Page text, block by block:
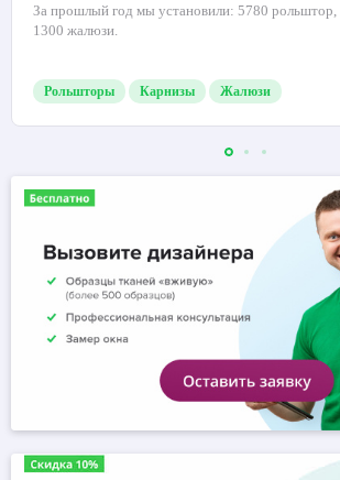
За прошлый год мы установили: 5780 рольштор,
1300 жалюзи.
Рольшторы Карнизы Жалюзи